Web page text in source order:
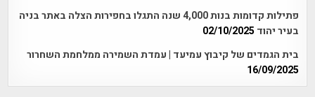
פתילות קדומות בנות 4,000 שנה התגלו בחפירות הצלה באתר בניה
בעיר יהוד 02/10/2025
בית הגמדים של קיבוץ עמיעד | עמדת השמירה ממלחמת השחרור
16/09/2025